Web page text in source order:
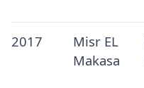
2017
Misr EL
Makasa